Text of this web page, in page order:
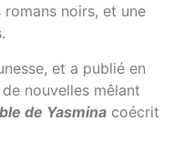
noirs, et une
et a publié en
nouvelles mêlant
de Yasmina coécrit